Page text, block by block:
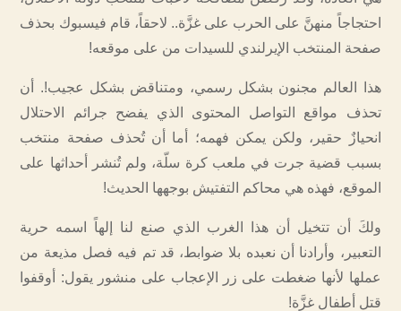
احتجاجاً منهنَّ على الحرب على غزَّة.. لاحقاً، قام فيسبوك بحذف
صفحة المنتخب الإيرلندي للسيدات من على موقعه!
هذا العالم مجنون بشكل رسمي، ومتناقض بشكل عجيب!. أن
تحذف مواقع التواصل المحتوى الذي يفضح جرائم الاحتلال
انحيازٌ حقير، ولكن يمكن فهمه؛ أما أن تُحذف صفحة منتخب
بسبب قضية جرت في ملعب كرة سلّة، ولم تُنشر أحداثها على
الموقع، فهذه هي محاكم التفتيش بوجهها الحديث!
ولكَ أن تتخيل أن هذا الغرب الذي صنع لنا إلهاً اسمه حرية
التعبير، وأرادنا أن نعبده بلا ضوابط، قد تم فيه فصل مذيعة من
عملها لأنها ضغطت على زر الإعجاب على منشور يقول: أوقفوا
قتل أطفال غزَّة!